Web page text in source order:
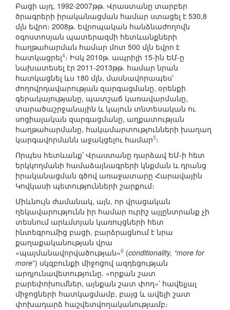
Բացի այդ, 1992-2007թթ. Վրաստանը տարբեր
ծրագրերի իրականացման համար ստացել է 530,8
մլն եվրո։ 2008թ. Եվրոպական հանձնաժողովն
օգոստոսյան պատերազմի հետևանքների
հաղթահարման համար մոտ 500 մլն եվրո է
հատկացրել4։ Իսկ 2010թ. ապրիլի 15-ին ԵՄ-ը
նախատեսել էր 2011-2013թթ. համար նրան
հատկացնել ևս 180 մլն, մասնավորապես՝
ժողովրդավարության զարգացմանը, օրենքի
գերակայությանը, պատշաճ կառավարմանը,
տարածաշրջանային և կայուն տնտեսական ու
սոցիալական զարգացմանը, աղքատության
հաղթահարմանը, հակամարտությունների խաղաղ
կարգավորմանն աջակցելու համար5։
Որպես հետևանք՝ Վրաստանը դարձավ ԵՄ-ի հետ
երկկողմանի համաձայնագրերի կնքման և դրանց
իրականացման գծով առաջատարը Հարավային
Կովկասի պետությունների շարքում։
Միևնույն ժամանակ, այն, որ վրացական
ղեկավարությունն իր համար ուրիշ այլընտրանք չի
տեսնում արևմտյան կառույցների հետ
ինտեգրումից բացի, բարձրացնում է նրա
քաղաքականության վրա
«պայմանավորվածության»6 (conditionality, “more for
more”) սկզբունքի միջոցով ազդեցության
արդյունավետությունը. «որքան շատ
բարեփոխումներ, այնքան շատ փող»՝ հավելյալ
միջոցների հատկացմամբ, բայց և ավելի շատ
փոխադարձ հաշվետվողականությամբ։